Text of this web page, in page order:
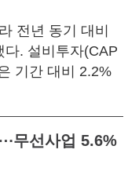
전년 동기 대비
다. 설비투자(CAP
기간 대비 2.2%
무선사업 5.6%